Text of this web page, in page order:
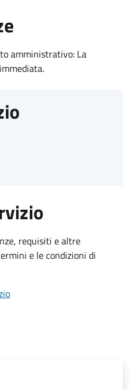
amministrativo: La
requisiti e altre
e le condizioni di